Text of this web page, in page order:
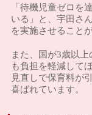
「待機児童ゼロを
いる」と、宇田さ
を実施させること
また、国が3歳以
も負担を軽減して
見直しで保育料が
喜ばれています。